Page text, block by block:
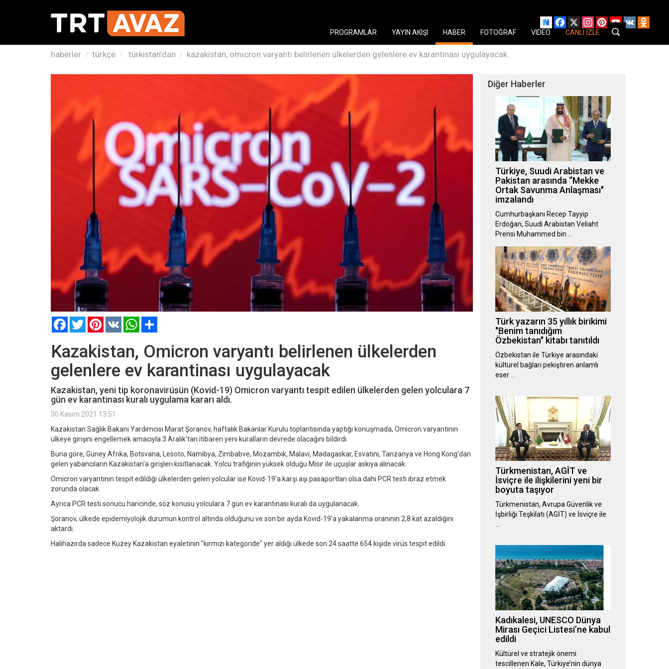
Facebook
X Instagram
PinterestYouTube
VK
PROGRAMLAR
YAYIN AKIŞI HABER FOTOĞRAF VIDEO CANLI İZLE
haberler türkçe türkistan'dan kazakistan, omicron varyantı belirlenen ülkelerden gelenlere ev karantinası uygulayacak
FacebookTwitterPinterest
VK WhatsApp
Kazakistan, Omicron varyantı belirlenen ülkelerden
gelenlere ev karantinası uygulayacak
Kazakistan, yeni tip koronavirüsün (Kovid-19) Omicron varyantı tespit edilen ülkelerden gelen yolculara 7
gün ev karantinası kuralı uygulama kararı aldı.
30 Kasım 2021 13:51
Kazakistan Sağlık Bakanı Yardımcısı Marat Şoranov, haftalık Bakanlar Kurulu toplantısında yaptığı konuşmada, Omicron varyantının
ülkeye girişini engellemek amacıyla 3 Aralık'tan itibaren yeni kuralların devrede olacağını bildirdi.
Buna göre, Güney Afrika, Botsvana, Lesoto, Namibya, Zimbabve, Mozambik, Malavi, Madagaskar, Esvatini, Tanzanya ve Hong Kong’dan
gelen yabancıların Kazakistan'a girişleri kısıtlanacak. Yolcu trafiğinin yüksek olduğu Mısır ile uçuşlar askıya alınacak.
Omicron varyantının tespit edildiği ülkelerden gelen yolcular ise Kovid-19'a karşı aşı pasaportları olsa dahi PCR testi ibraz etmek
zorunda olacak.
Ayrıca PCR testi sonucu haricinde, söz konusu yolculara 7 gün ev karantinası kuralı da uygulanacak.
Şoranov, ülkede epidemiyolojik durumun kontrol altında olduğunu ve son bir ayda Kovid-19'a yakalanma oranının 2,8 kat azaldığını
aktardı.
Halihazırda sadece Kuzey Kazakistan eyaletinin "kırmızı kategoride" yer aldığı ülkede son 24 saatte 654 kişide virüs tespit edildi.
Diğer Haberler
Türkiye, Suudi Arabistan ve
Pakistan arasında “Mekke
Ortak Savunma Anlaşması"
imzalandı
Cumhurbaşkanı Recep Tayyip
Erdoğan, Suudi Arabistan Veliaht
Prensi Muhammed bin …
Türk yazarın 35 yıllık birikimi
"Benim tanıdığım
Özbekistan" kitabı tanıtıldı
Özbekistan ile Türkiye arasındaki
kültürel bağları pekiştiren anlamlı
eser …
Türkmenistan, AGİT ve
İsviçre ile ilişkilerini yeni bir
boyuta taşıyor
Türkmenistan, Avrupa Güvenlik ve
İşbirliği Teşkilatı (AGİT) ve İsviçre ile
Kadıkalesi, UNESCO Dünya
Mirası Geçici Listesi’ne kabul
edildi
Kültürel ve stratejik önemi
tescillenen Kale, Türkiye’nin dünya